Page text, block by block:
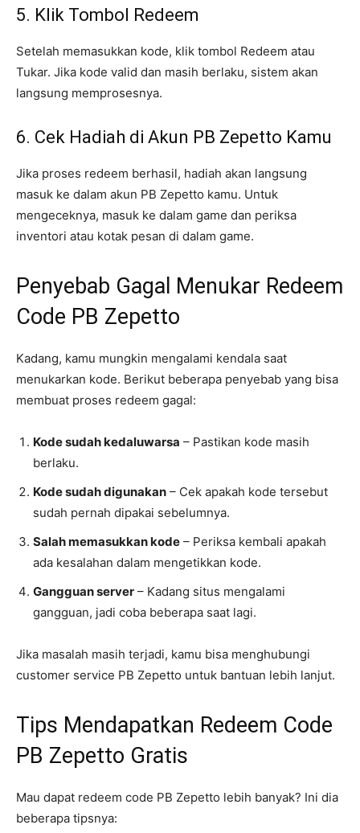
5. Klik Tombol Redeem
Setelah memasukkan kode, klik tombol Redeem atau
Tukar. Jika kode valid dan masih berlaku, sistem akan
langsung memprosesnya.
6. Cek Hadiah di Akun PB Zepetto Kamu
Jika proses redeem berhasil, hadiah akan langsung
masuk ke dalam akun PB Zepetto kamu. Untuk
mengeceknya, masuk ke dalam game dan periksa
inventori atau kotak pesan di dalam game.
Penyebab Gagal Menukar Redeem
Code PB Zepetto
Kadang, kamu mungkin mengalami kendala saat
menukarkan kode. Berikut beberapa penyebab yang bisa
membuat proses redeem gagal:
Kode sudah kedaluwarsa – Pastikan kode masih
berlaku.
Kode sudah digunakan – Cek apakah kode tersebut
sudah pernah dipakai sebelumnya.
Salah memasukkan kode – Periksa kembali apakah
ada kesalahan dalam mengetikkan kode.
Gangguan server – Kadang situs mengalami
gangguan, jadi coba beberapa saat lagi.
Jika masalah masih terjadi, kamu bisa menghubungi
customer service PB Zepetto untuk bantuan lebih lanjut.
Tips Mendapatkan Redeem Code
PB Zepetto Gratis
Mau dapat redeem code PB Zepetto lebih banyak? Ini dia
beberapa tipsnya: